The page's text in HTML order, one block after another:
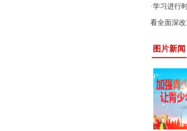
·学习进行
看全面深
图片新闻